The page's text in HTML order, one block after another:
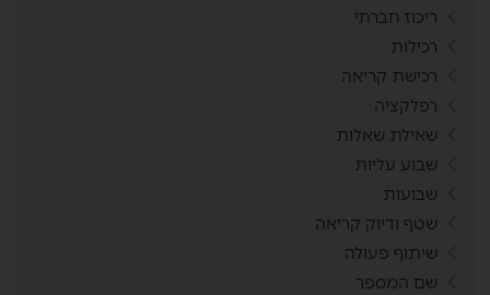
ריכוז חברתי
רכילות
רכישת קריאה
רפלקציה
שאילת שאלות
שבוע עליות
שבועות
שטף ודיוק קריאה
שיתוף פעולה
שם המספר